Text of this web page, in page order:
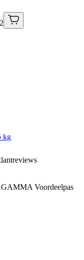
kg
GAMMA Voordeelpas